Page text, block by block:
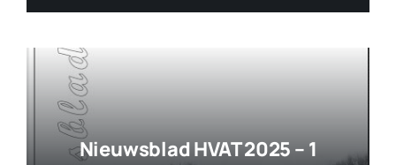
Nieuwsblad HVAT 2025 – 1